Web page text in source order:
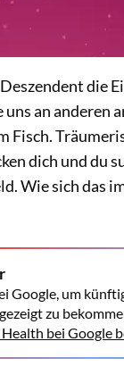
die
an anderen
Fisch.
dich und du
Wie sich das
Google, um
zu
bei Google